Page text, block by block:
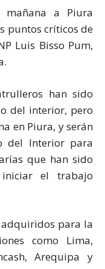
mañana a Piura
puntos críticos de
Luis Bisso Pum,
han sido
del interior, pero
en Piura, y serán
del Interior para
que han sido
el trabajo
para la
como Lima,
Arequipa y